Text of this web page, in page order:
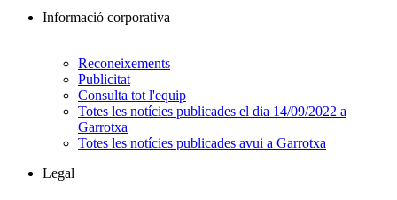
Informació corporativa
Reconeixements
Publicitat
Consulta tot l'equip
Totes les notícies publicades el dia 14/09/2022 a
Garrotxa
Totes les notícies publicades avui a Garrotxa
Legal